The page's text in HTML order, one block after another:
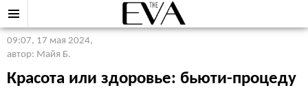
09:07, 17 мая 2024,
автор: Майя Б.
Красота или здоровье: бьюти-процеду